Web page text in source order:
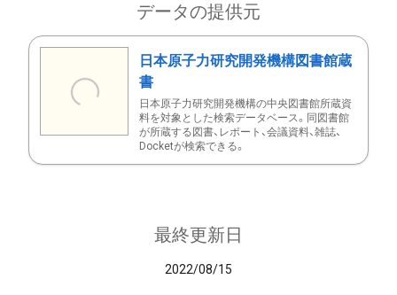
データの提供元
日本原子力研究開発機構図書館蔵
書
日本原子力研究開発機構の中央図書館所蔵資
料を対象とした検索データベース。同図書館
が所蔵する図書、レポート、会議資料、雑誌、
Docketが検索できる。
最終更新日
2022/08/15